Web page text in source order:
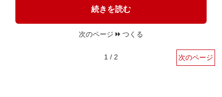
続きを読む
次のページ つくる
1 / 2 次のページ